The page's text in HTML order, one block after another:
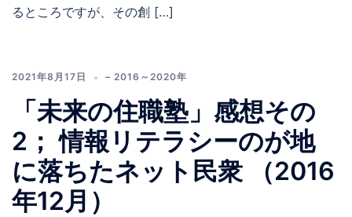
るところですが、その創 […]
2021年8月17日 – 2016～2020年
「未来の住職塾」感想その
2； 情報リテラシーのが地
に落ちたネット民衆 （2016
年12月）